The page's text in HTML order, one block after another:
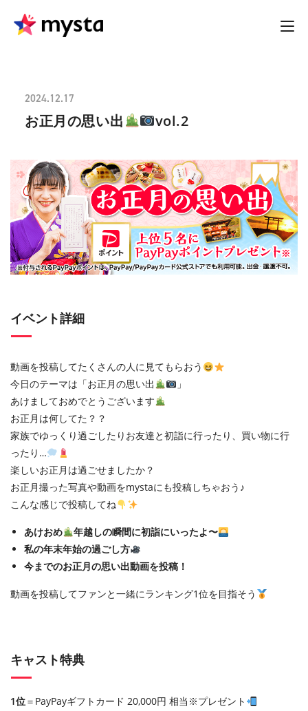
2024.12.17
お正月の思い出 vol.2
イベント詳細
動画を投稿してたくさんの人に見てもらおう
今日のテーマは「お正月の思い出
」
あけましておめでとうございます
お正月は何してた？？
家族でゆっくり過ごしたりお友達と初詣に行ったり、買い物に行
ったり…
楽しいお正月は過ごせましたか？
お正月撮った写真や動画をmystaにも投稿しちゃおう♪
こんな感じで投稿してね
あけおめ
年越しの瞬間に初詣にいったよ〜
私の年末年始の過ごし方
今までのお正月の思い出動画を投稿！
動画を投稿してファンと一緒にランキング1位を目指そう
キャスト特典
1位＝PayPayギフトカード 20,000円 相当※プレゼント